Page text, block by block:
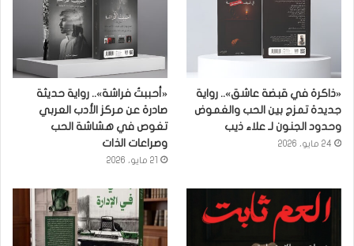
«ذاكرة في قبضة عاشق».. رواية
جديدة تمزج بين الحب والغموض
وحدود الجنون لـ علاء ذيب
24 مايو، 2026
«أحببتُ فراشة».. رواية حديثة
صادرة عن مركز الأدب العربي
تغوص في هشاشة الحب
وصراعات الذات
21 مايو، 2026